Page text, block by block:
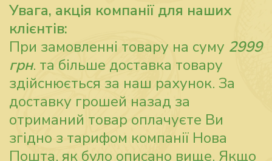
Увага, акція компанії для наших
клієнтів:
При замовленні товару на суму 2999
грн. та більше доставка товару
здійснюється за наш рахунок. За
доставку грошей назад за
отриманий товар оплачуєте Ви
згідно з тарифом компанії Нова
Пошта, як було описано вище. Якщо